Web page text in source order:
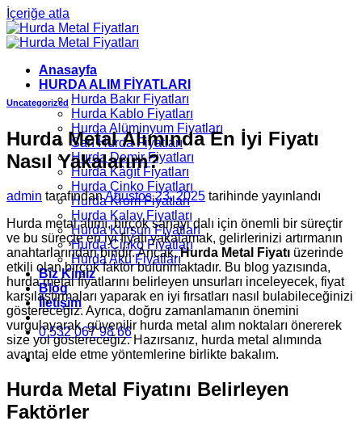
İçeriğe atla
Anasayfa
HURDA ALIM FİYATLARI
Hurda Bakır Fiyatları
Hurda Kablo Fiyatları
Hurda Alüminyum Fiyatları
Sarı Hurda Fiyatları
Hurda Demir Fiyatları
Hurda Kâğıt Fiyatları
Hurda Çinko Fiyatları
Hurda Krom Fiyatları
Hurda Kalay Fiyatları
Hurda Kurşun Fiyatları
Hurda Çinko Fiyatları
Hurda Akü Fiyatları
Biz Kimiz
Blog
İletişim
0 532 067 98 66
Uncategorized
Hurda Metal Alımında En İyi Fiyatı
Nasıl Yakalarım?
admin tarafındanAğustos 23, 2025 tarihinde yayınlandı
Hurda metal alımı, birçok sanayi dalı için önemli bir süreçtir
ve bu süreçte en iyi fiyatı yakalamak, gelirlerinizi artırmanın
anahtarlarından biridir. Ancak,Hurda Metal Fiyatı üzerinde
etkili olan birçok faktör bulunmaktadır. Bu blog yazısında,
hurda metal fiyatlarını belirleyen unsurları inceleyecek, fiyat
karşılaştırmaları yaparak en iyi fırsatları nasıl bulabileceğinizi
göstereceğiz. Ayrıca, doğru zamanlamanın önemini
vurgulayarak, güvenilir hurda metal alım noktaları önererek
size yol göstereceğiz. Hazırsanız, hurda metal alımında
avantaj elde etme yöntemlerine birlikte bakalım.
Hurda Metal Fiyatını Belirleyen
Faktörler